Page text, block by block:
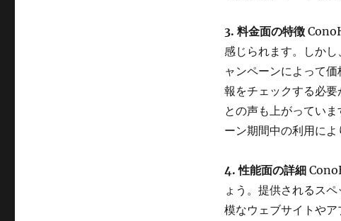
3. 料金面の特徴
感じられます。しか
ャンペーンによって
報をチェックする必
との声も上がってい
ーン期間中の利用によ
4. 性能面の詳細
ょう。提供されるス
模なウェブサイトや